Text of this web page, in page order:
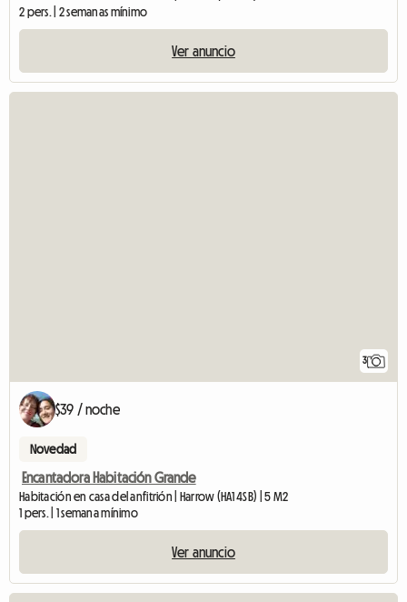
2 pers. | 2 semanas mínimo
Ver anuncio
3
$39 / noche
Novedad
Encantadora Habitación Grande
Habitación en casa del anfitrión | Harrow (HA1 4SB) | 5 M2
1 pers. | 1 semana mínimo
Ver anuncio